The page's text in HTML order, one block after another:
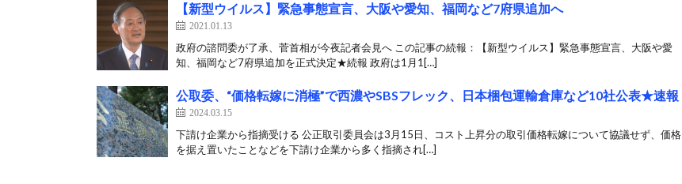
【新型ウイルス】緊急事態宣言、大阪や愛知、福岡など7府県追加へ
2021.01.13
政府の諮問委が了承、菅首相が今夜記者会見へ この記事の続報：【新型ウイルス】緊急事態宣言、大阪や愛
知、福岡など7府県追加を正式決定★続報 政府は1月1[…]
公取委、“価格転嫁に消極”で西濃やSBSフレック、日本梱包運輸倉庫など10社公表★速報
2024.03.15
下請け企業から指摘受ける 公正取引委員会は3月15日、コスト上昇分の取引価格転嫁について協議せず、価格
を据え置いたことなどを下請け企業から多く指摘され[…]